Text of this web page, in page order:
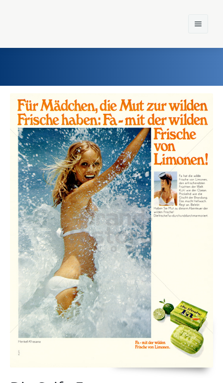
Home
Einst und Heute
Marken
Konzerne
Epoche